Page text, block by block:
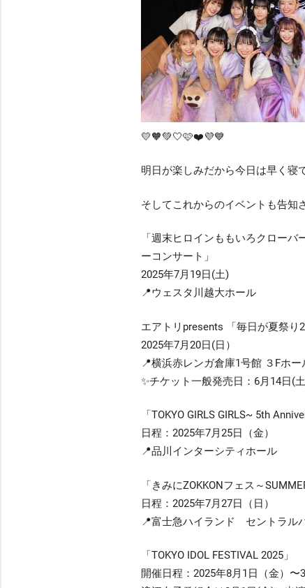
💛🧡💚🤍🩷❤️💜💙
明日が楽しみだから今日は早く
そしてこれからのイベントも告知
「週末ヒロインももいろクロー
ーコンサート」
2025年7月19日(土)
📍ウェスタ川越大ホール
エアトリpresents 「毎日が夏祭り
2025年7月20日(日）
📍横浜赤レンガ倉庫1号館 ３Fホー
✨チケット一般発売日：6月14日(
「TOKYO GIRLS GIRLS~ 5th
日程：2025年7月25日（金）
📍品川インターシティホール
「きみにZOKKONフェス～
日程：2025年7月27日（日）
📍富士急ハイランド セントラル
「TOKYO IDOL FESTIVAL 2025」
開催日程：2025年8月1日（金）〜